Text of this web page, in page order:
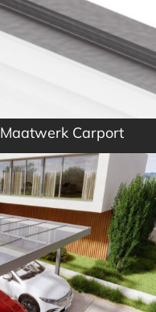
Maatwerk Carport